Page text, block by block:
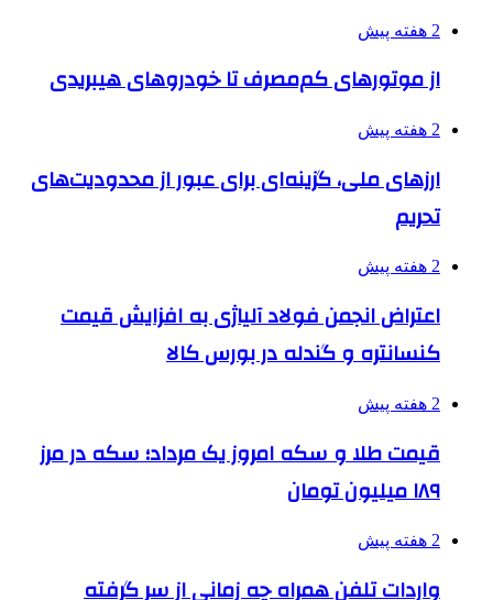
2 هفته پیش
از موتورهای کم‌مصرف تا خودروهای هیبریدی
2 هفته پیش
ارزهای ملی، گزینه‌ای برای عبور از محدودیت‌های
تحریم
2 هفته پیش
اعتراض انجمن فولاد آلیاژی به افزایش قیمت
کنسانتره و گندله در بورس کالا
2 هفته پیش
قیمت طلا و سکه امروز یک مرداد؛ سکه در مرز
۱۸۹ میلیون تومان
2 هفته پیش
واردات تلفن همراه چه زمانی از سر گرفته